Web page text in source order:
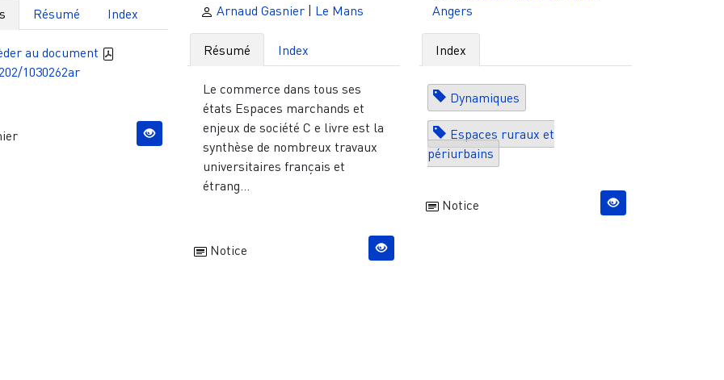
Résumé Index
au document
1030262ar
Arnaud Gasnier| Le Mans
Résumé Index
Le commerce dans tous ses
états Espaces marchands et
enjeux de société C e livre est la
synthèse de nombreux travaux
universitaires français et
étrang...
Notice
Angers
Index
Dynamiques
Espaces ruraux et
périurbains
Notice